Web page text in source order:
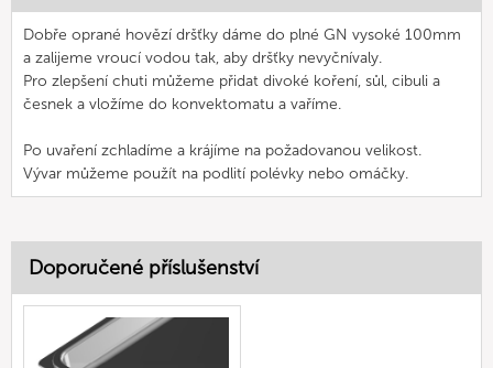
Dobře oprané hovězí dršťky dáme do plné GN vysoké 100mm
a zalijeme vroucí vodou tak, aby dršťky nevyčnívaly.
Pro zlepšení chuti můžeme přidat divoké koření, sůl, cibuli a
česnek a vložíme do konvektomatu a vaříme.
Po uvaření zchladíme a krájíme na požadovanou velikost.
Vývar můžeme použít na podlití polévky nebo omáčky.
Doporučené příslušenství